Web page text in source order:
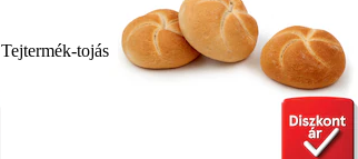
Tejtermék-tojás